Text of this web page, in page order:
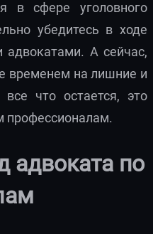
в сфере уголовного
убедитесь в ходе
адвокатами. А сейчас,
временем на лишние и
что остается, это
профессионалам.
адвоката по